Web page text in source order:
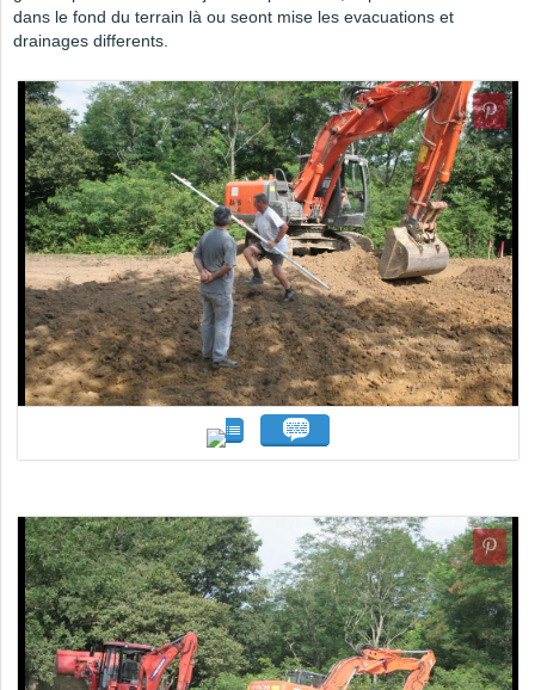
dans le fond du terrain là ou seont mise les evacuations et
drainages differents.